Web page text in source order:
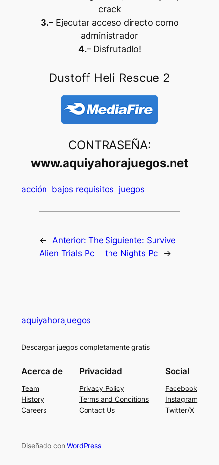
crack
3.– Ejecutar acceso directo como
administrador
4.– Disfrutadlo!
Dustoff Heli Rescue 2
CONTRASEÑA:
www.aquiyahorajuegos.net
acción bajos requisitos juegos
← Anterior: The
Alien Trials Pc
Siguiente: Survive
the Nights Pc
→
aquiyahorajuegos
Descargar juegos completamente gratis
Acerca de
Team
History
Careers
Privacidad
Privacy Policy
Terms and Conditions
Contact Us
Social
Facebook
Instagram
Twitter/X
Diseñado con WordPress